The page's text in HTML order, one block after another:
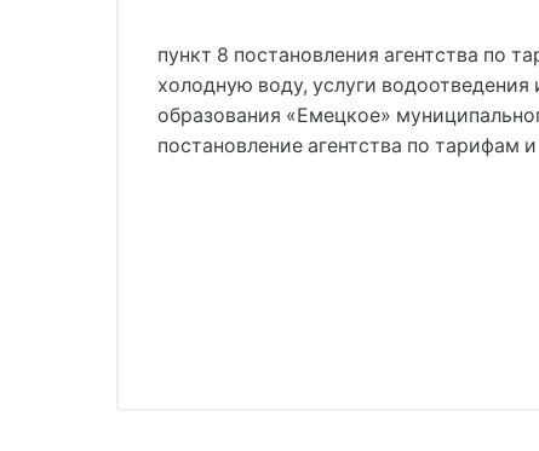
пункт 8 постановления агентства по
холодную воду, услуги
образования «Емецкое»
постановление агентства по тарифам